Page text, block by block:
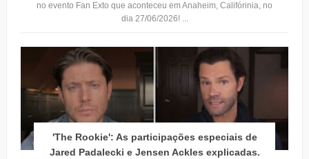
no evento Fan Exto que aconteceu em Anaheim, Califórinia, no
dia 27/06/2026! ...
'The Rookie': As participações especiais de
Jared Padalecki e Jensen Ackles explicadas.